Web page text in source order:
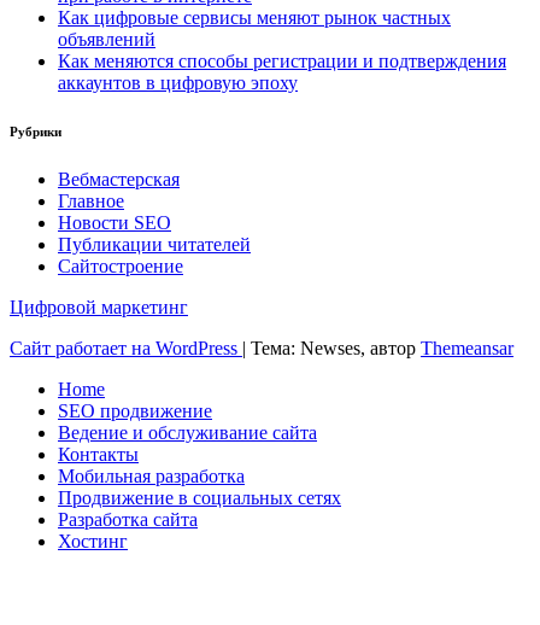
Как цифровые сервисы меняют рынок частных
объявлений
Как меняются способы регистрации и подтверждения
аккаунтов в цифровую эпоху
Рубрики
Вебмастерская
Главное
Новости SEO
Публикации читателей
Сайтостроение
Цифровой маркетинг
Сайт работает на WordPress | Тема: Newses, автор Themeansar
Home
SEO продвижение
Ведение и обслуживание сайта
Контакты
Мобильная разработка
Продвижение в социальных сетях
Разработка сайта
Хостинг